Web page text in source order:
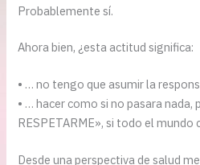
Probablemente sí.
Ahora bien, ¿esta actitud significa:
• … no tengo que asumir la
• … hacer como si no pasara nada,
RESPETARME», si todo el mundo
Desde una perspectiva de salud